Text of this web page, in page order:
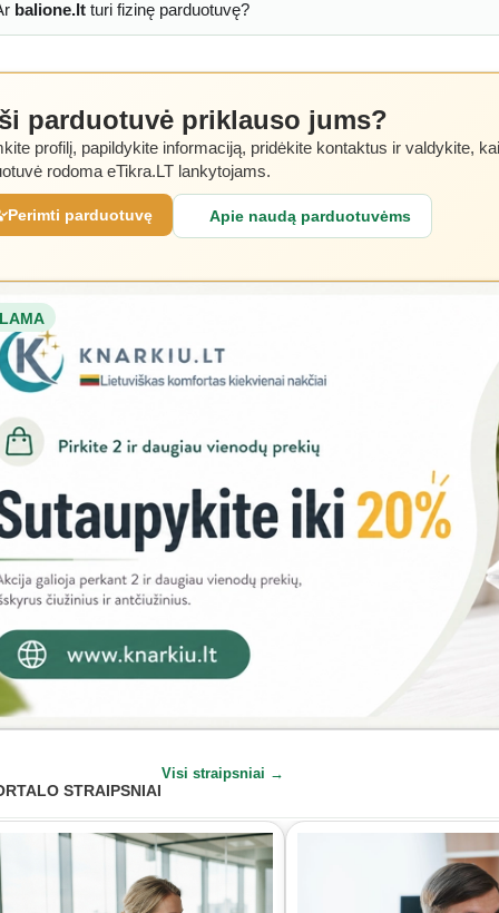
balione.ltturi fizinę parduotuvę?
parduotuvė priklauso jums?
profilį, papildykite informaciją, pridėkite kontaktus ir valdykite,
rodoma eTikra.LT lankytojams.
Perimti parduotuvę Apie naudą parduotuvėms
STRAIPSNIAI
Visi straipsniai →